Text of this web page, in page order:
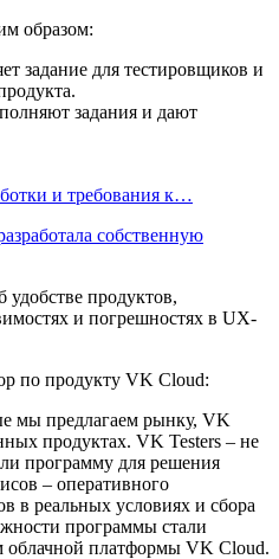
образом:
задание для тестировщиков и
задания и дают
и требования к…
собственную
удобстве продуктов,
и погрешностях в UX-
по продукту VK Cloud:
мы предлагаем рынку, VK
продуктах. VK Testers – не
программу для решения
– оперативного
в реальных условиях и сбора
программы стали
облачной платформы VK Сloud.